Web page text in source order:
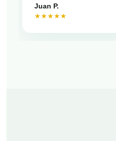
Juan P.
★★★★★